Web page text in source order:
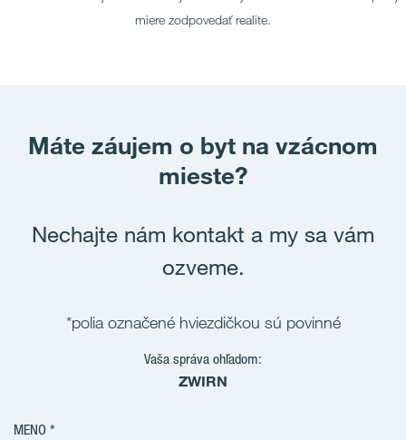
miere zodpovedať realite.
Máte záujem o byt na vzácnom
mieste?
Nechajte nám kontakt a my sa vám
ozveme.
*polia označené hviezdičkou sú povinné
Vaša správa ohľadom:
ZWIRN
MENO